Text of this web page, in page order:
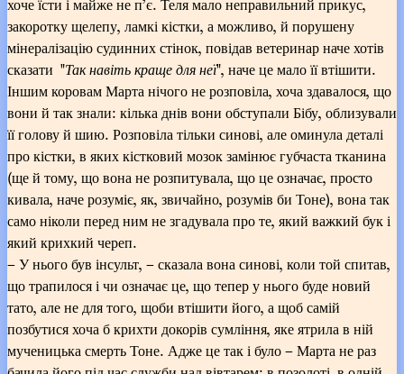
закоротку щелепу, ламкі кістки, а можливо, й порушену
мінералізацію судинних стінок, повідав ветеринар наче хотів
сказати "Так навіть краще для неї", наче це мало її втішити.
Іншим коровам Марта нічого не розповіла, хоча здавалося, що
вони й так знали: кілька днів вони обступали Бібу, облизували
її голову й шию. Розповіла тільки синові, але оминула деталі
про кістки, в яких кістковий мозок замінює губчаста тканина
(ще й тому, що вона не розпитувала, що це означає, просто
кивала, наче розуміє, як, звичайно, розумів би Тоне), вона так
само ніколи перед ним не згадувала про те, який важкий бук і
який крихкий череп.
– У нього був інсульт, – сказала вона синові, коли той спитав,
що трапилося і чи означає це, що тепер у нього буде новий
тато, але не для того, щоби втішити його, а щоб самій
позбутися хоча б крихти докорів сумління, яке ятрила в ній
мученицька смерть Тоне. Адже це так і було – Марта не раз